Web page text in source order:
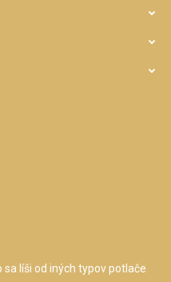
sa líši od iných typov potlače